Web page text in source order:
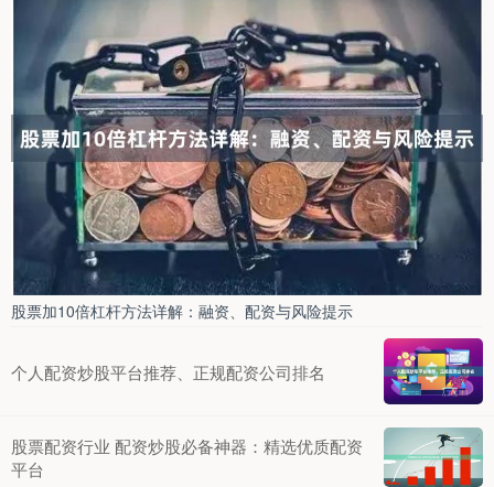
股票加10倍杠杆方法详解：融资、配资与风险提示
个人配资炒股平台推荐、正规配资公司排名
股票配资行业 配资炒股必备神器：精选优质配资
平台